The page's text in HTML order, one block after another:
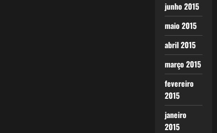
junho 2015
maio 2015
abril 2015
março 2015
fevereiro
2015
janeiro
2015